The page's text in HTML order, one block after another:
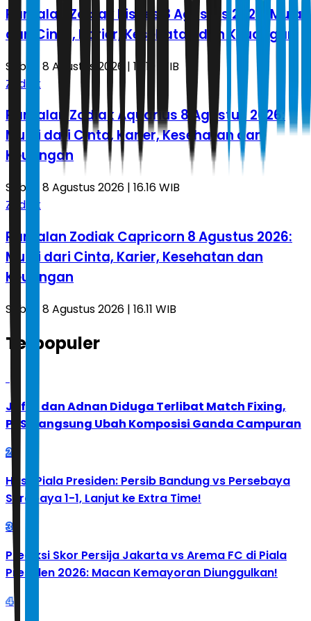
Ramalan Zodiak Pisces 8 Agustus 2026: Mulai
dari Cinta, Karier, Kesehatan dan Keuangan
Sabtu, 8 Agustus 2026 | 16.19 WIB
Zodiak
Ramalan Zodiak Aquarius 8 Agustus 2026:
Mulai dari Cinta, Karier, Kesehatan dan
Keuangan
Sabtu, 8 Agustus 2026 | 16.16 WIB
Zodiak
Ramalan Zodiak Capricorn 8 Agustus 2026:
Mulai dari Cinta, Karier, Kesehatan dan
Keuangan
Sabtu, 8 Agustus 2026 | 16.11 WIB
Terpopuler
Jafar dan Adnan Diduga Terlibat Match Fixing,
PBSI Langsung Ubah Komposisi Ganda Campuran
2
Hasil Piala Presiden: Persib Bandung vs Persebaya
Surabaya 1-1, Lanjut ke Extra Time!
3
Prediksi Skor Persija Jakarta vs Arema FC di Piala
Presiden 2026: Macan Kemayoran Diunggulkan!
4